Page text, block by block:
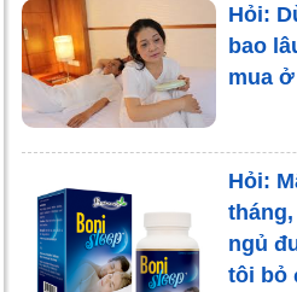
Hỏi:
bao
mua
Hỏi:
ngủ
tôi bỏ